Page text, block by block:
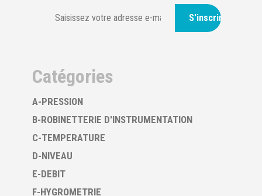
S'inscrire
Catégories
A-PRESSION
B-ROBINETTERIE D'INSTRUMENTATION
C-TEMPERATURE
D-NIVEAU
E-DEBIT
F-HYGROMETRIE